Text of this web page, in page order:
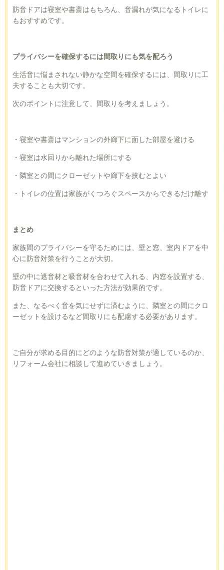
防音ドアは寝室や書斎はもちろん、音漏れが気になるトイレに
もおすすめです。
プライバシーを確保するには間取りにも気を配ろう
生活音に悩まされない静かな空間を確保するには、間取りに工
夫することも大切です。
次のポイントに注意して、間取りを考えましょう。
・寝室や書斎はマンションの外廊下に面した部屋を避ける
・寝室は水回りから離れた場所にする
・隣室との間にクローゼットや廊下を挟むとよい
・トイレの位置は家族がくつろぐスペースからできるだけ離す
まとめ
家族間のプライバシーを守るためには、壁と窓、室内ドアを中
心に防音対策を行うことが大切。
壁の中に遮音材と吸音材を合わせて入れる、内窓を設置する、
防音ドアに交換するといった方法が効果的です。
また、なるべく音を気にせずに済むように、隣室との間にクロ
ーゼットを設けるなど間取りにも配慮する必要があります。
ご自分が求める目的にどのような防音対策が適しているのか、
リフォーム会社に相談して進めていきましょう。